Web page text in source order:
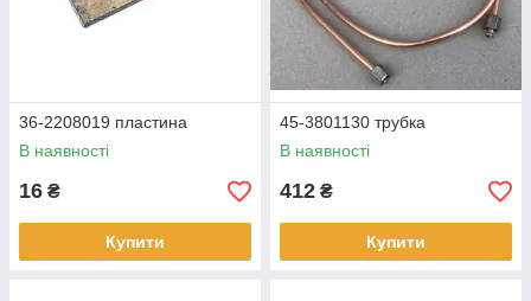
36-2208019 пластина
В наявності
16 ₴
Купити
45-3801130 трубка
В наявності
412 ₴
Купити